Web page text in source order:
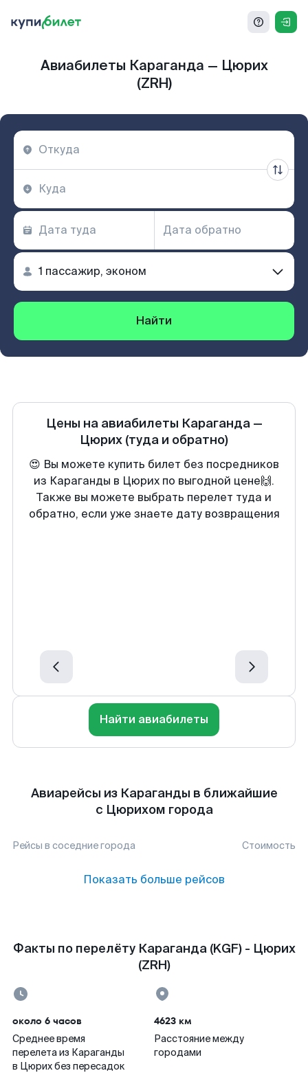
Авиабилеты Караганда — Цюрих
(ZRH)
Найти
Цены на авиабилеты Караганда—
Цюрих (туда и обратно)
😍 Вы можете купить билет без посредников
из Караганды в Цюрих по выгодной цене🙌.
Также вы можете выбрать перелет туда и
обратно, если уже знаете дату возвращения
Найти авиабилеты
Авиарейсы из Караганды в ближайшие
с Цюрихом города
Рейсы в соседние города Стоимость
Показать больше рейсов
Факты по перелёту Караганда (KGF) - Цюрих
(ZRH)
около 6 часов
Среднее время
перелета из Караганды
в Цюрих без пересадок
4623 км
Расстояние между
городами